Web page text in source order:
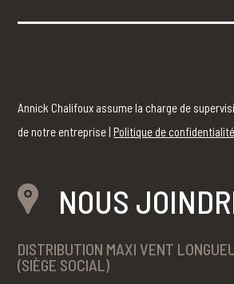
Annick Chalifoux assume la charge de
de notre entreprise |Politique de confidentialité
NOUS
DISTRIBUTION MAXI VENT
(SIÈGE SOCIAL)